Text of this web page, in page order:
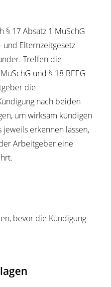
§ 17 Absatz 1 MuSchG
Elternzeitgesetz
Treffen die
und § 18 BEEG
die
nach beiden
um wirksam kündigen
jeweils erkennen lassen,
Arbeitgeber eine
bevor die Kündigung